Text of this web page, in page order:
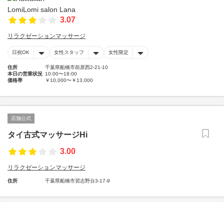
3.07
リラクゼーションマッサージ
日祝OK 女性スタッフ 女性限定
住所
千葉県船橋市前原西2-21-10
本日の営業状況 10:00〜18:00
価格帯
￥10,000〜￥13,000
店舗公式
タイ古式マッサージHi
3.00
リラクゼーションマッサージ
住所 千葉県船橋市習志野台3-17-9